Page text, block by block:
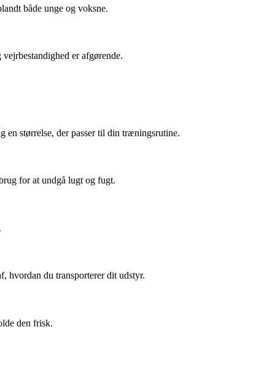
både unge og voksne.
er afgørende.
størrelse, der passer til din træningsrutine.
for at undgå lugt og fugt.
hvordan du transporterer dit udstyr.
den frisk.